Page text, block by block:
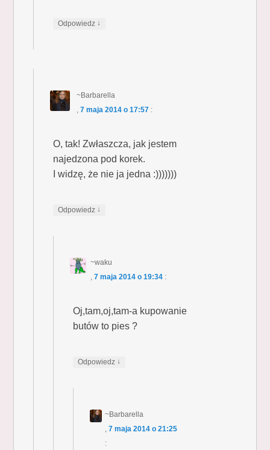
Odpowiedz ↓
~Barbarella
, 7 maja 2014 o 17:57 :
O, tak! Zwłaszcza, jak jestem
najedzona pod korek.
I widzę, że nie ja jedna :)))))))
Odpowiedz ↓
~waku
,7 maja 2014 o 19:34 :
Oj,tam,oj,tam-a kupowanie
butów to pies ?
Odpowiedz ↓
~Barbarella
,7 maja 2014 o 21:25
: